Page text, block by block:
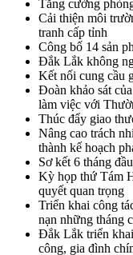
Tăng cường
Cải thiện môi
tranh cấp tỉnh
Công bố 14 sản
Đắk Lắk không
Kết nối cung cầu
Đoàn khảo sát
làm việc với
Thúc đẩy giao
Nâng cao trách
thành kế hoạch
Sơ kết 6 tháng
Kỳ họp thứ Tám
quyết quan trọng
Triển khai công
nạn những tháng
Đắk Lắk triển
công, gia đình